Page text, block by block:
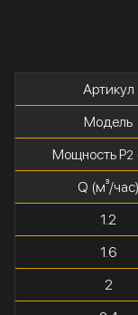
Артикул
Модель
Мощность P2
Q (м³/час)
1.2
1.6
2